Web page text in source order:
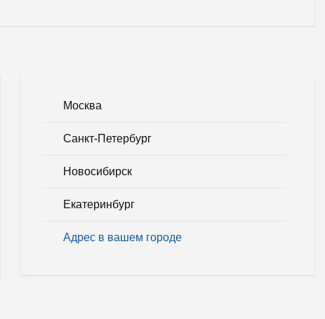
Москва
Санкт-Петербург
Новосибирск
Екатеринбург
Адрес в вашем городе